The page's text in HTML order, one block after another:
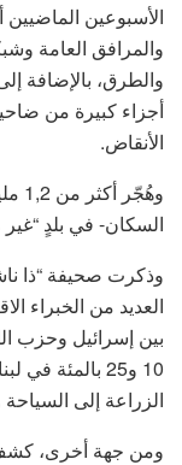
الأسبوعين
والمرافق العامة
والطرق، بالإضافة
أجزاء كبيرة من
الأنقاض.
السكان- في بلدٍ “غير
وذكرت صحيفة “ذا
العديد من الخبراء
بين إسرائيل وحزب
10 و25
الزراعة إلى السياحة
ومن جهة أخرى، كشف